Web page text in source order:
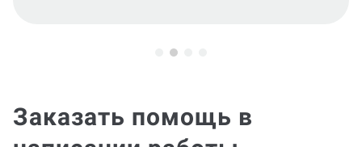
написании работы